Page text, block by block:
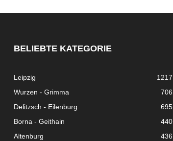
BELIEBTE KATEGORIE
Leipzig
1217
Wurzen - Grimma
706
Delitzsch - Eilenburg
695
Borna - Geithain
440
Altenburg
436